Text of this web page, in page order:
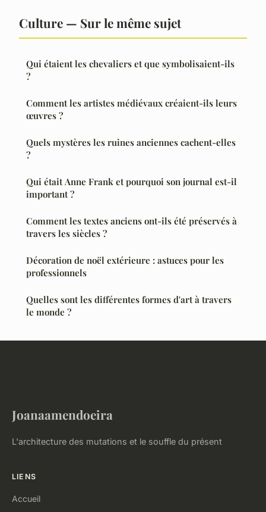
Culture — Sur le même sujet
Qui étaient les chevaliers et que symbolisaient-ils
?
Comment les artistes médiévaux créaient-ils leurs
œuvres ?
Quels mystères les ruines anciennes cachent-elles
?
Qui était Anne Frank et pourquoi son journal est-il
important ?
Comment les textes anciens ont-ils été préservés à
travers les siècles ?
Décoration de noël extérieure : astuces pour les
professionnels
Quelles sont les différentes formes d'art à travers
le monde ?
Joanaamendoeira
L'architecture des mutations et le souffle du présent
LIENS
Accueil